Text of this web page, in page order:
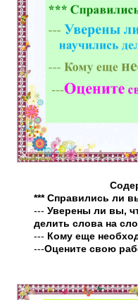
*** Справились ли
--- Уверены ли вы,
делить слова на
--- Кому еще
---Оцените свою